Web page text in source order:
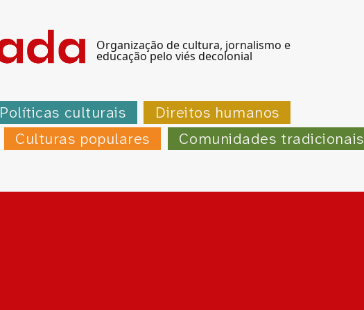
Organização de cultura, jornalismo e
educação pelo viés decolonial
Políticas culturais
Direitos humanos
Culturas populares
Comunidades tradicionais